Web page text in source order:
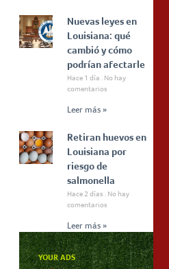
Nuevas leyes en
Louisiana: qué
cambió y cómo
podrían afectarle
Hace 1 día
No hay
comentarios
Leer más »
Retiran huevos en
Louisiana por
riesgo de
salmonella
Hace 2 días
No hay
comentarios
Leer más »
YOUR ADS